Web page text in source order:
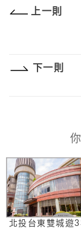
上一則
下一則
北投台東雙城遊